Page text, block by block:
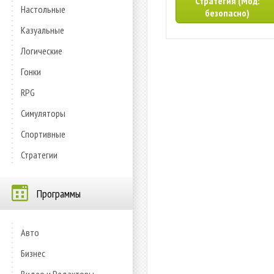
Настольные
Казуальные
Логические
Гонки
RPG
Симуляторы
Спортивные
Стратегии
Программы
Авто
Бизнес
безопасно)